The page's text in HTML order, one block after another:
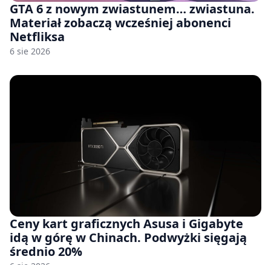
GTA 6 z nowym zwiastunem… zwiastuna.
Materiał zobaczą wcześniej abonenci
Netfliksa
6 sie 2026
Ceny kart graficznych Asusa i Gigabyte
idą w górę w Chinach. Podwyżki sięgają
średnio 20%